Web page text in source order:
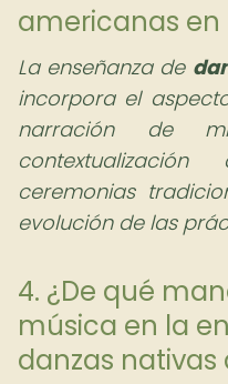
americanas en
La enseñanza de
incorpora el
narración de
ceremonias
evolución de las
4. ¿De qué
música en la
danzas